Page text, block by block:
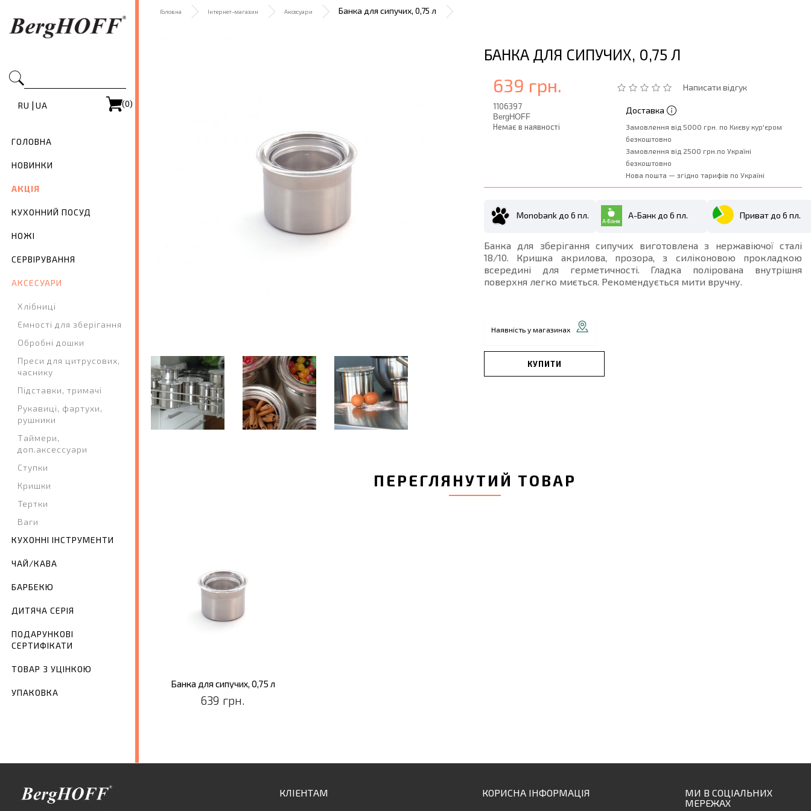
RU | UA (0)
ГОЛОВНА
НОВИНКИ
АКЦІЯ
КУХОННИЙ ПОСУД
НОЖІ
СЕРВІРУВАННЯ
АКСЕСУАРИ
Хлібниці
Ємності для зберігання
Обробні дошки
Преси для цитрусових,
часнику
Підставки, тримачі
Рукавиці, фартухи,
рушники
Таймери,
доп.аксессуари
Ступки
Кришки
Тертки
Ваги
КУХОННІ ІНСТРУМЕНТИ
ЧАЙ/КАВА
БАРБЕКЮ
ДИТЯЧА СЕРІЯ
ПОДАРУНКОВІ
СЕРТИФІКАТИ
ТОВАР З УЦІНКОЮ
УПАКОВКА
Головна Інтернет-магазин Аксесуари Банка для сипучих, 0,75 л
БАНКА ДЛЯ СИПУЧИХ, 0,75 Л
Написати відгук
639 грн.
1106397
BergHOFF
Немає в наявності
Доставка
Замовлення від 5000 грн. по Києву кур'єром
безкоштовно
Замовлення від 2500 грн.по Україні
безкоштовно
Нова пошта — згідно тарифів по Україні
Monobank до 6 пл. А-Банк до 6 пл. Приват до 6 пл.
Банка для зберігання сипучих виготовлена з нержавіючої сталі
18/10. Кришка акрилова, прозора, з силіконовою прокладкою
всередині для герметичності. Гладка полірована внутрішня
поверхня легко миється. Рекомендується мити вручну.
Наявність у магазинах
КУПИТИ
ПЕРЕГЛЯНУТИЙ ТОВАР
Банка для сипучих, 0,75 л
639 грн.
КЛІЕНТАМ КОРИСНА ІНФОРМАЦІЯ
МИ В СОЦІАЛЬНИХ
МЕРЕЖАХ